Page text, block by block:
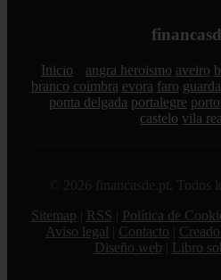
Inicio angra heroismo aveiro
branco coimbra evora faro guarda
ponta delgada portalegre porto
castelo vila
© 2026 financasde.pt. Todos
Sitemap
RSS Política de
Aviso legal
Contacto
Diseño web
Libro